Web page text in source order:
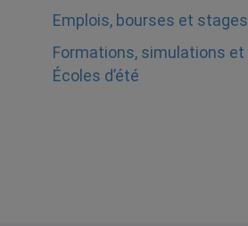
Emplois, bourses et stages
Formations, simulations et
Écoles d’été